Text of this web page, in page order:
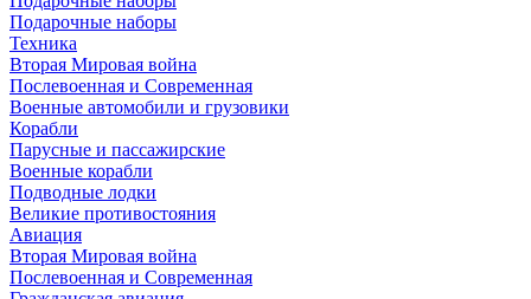
Подарочные наборы
Техника
Вторая Мировая война
Послевоенная и Современная
Военные автомобили и грузовики
Корабли
Парусные и пассажирские
Военные корабли
Подводные лодки
Великие противостояния
Авиация
Вторая Мировая война
Послевоенная и Современная